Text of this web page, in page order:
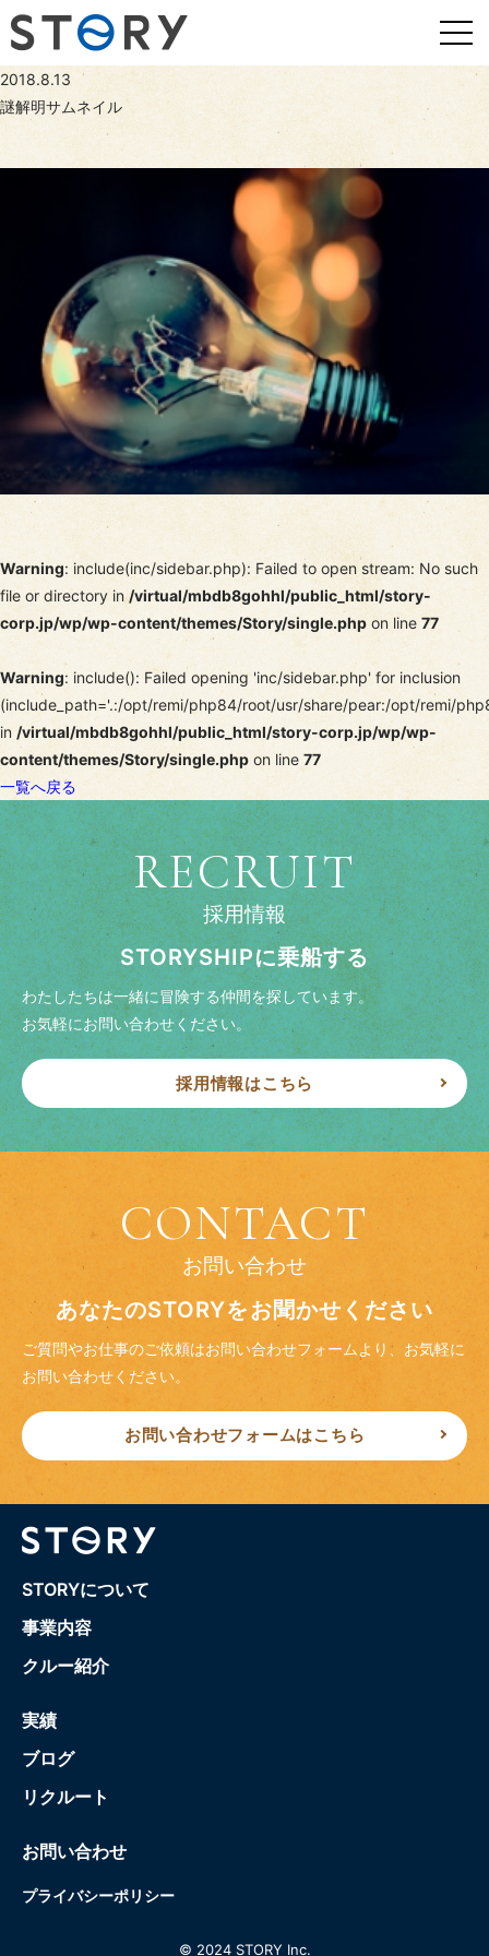
2018.8.13
謎解明サムネイル
Warning: include(inc/sidebar.php): Failed to open stream: No such
file or directory in/virtual/mbdb8gohhl/public_html/story-
corp.jp/wp/wp-content/themes/Story/single.php on line 77
Warning: include(): Failed opening 'inc/sidebar.php' for inclusion
(include_path='.:/opt/remi/php84/root/usr/share/pear:/opt/remi/
in /virtual/mbdb8gohhl/public_html/story-corp.jp/wp/wp-
content/themes/Story/single.php on line 77
一覧へ戻る
RECRUIT
採用情報
STORYSHIPに乗船する
わたしたちは一緒に冒険する仲間を探しています。
お気軽にお問い合わせください。
採用情報はこちら
CONTACT
お問い合わせ
あなたのSTORYをお聞かせください
ご質問やお仕事のご依頼はお問い合わせフォームより、 お気軽に
お問い合わせください。
お問い合わせフォームはこちら
STORYについて
事業内容
クルー紹介
実績
ブログ
リクルート
お問い合わせ
プライバシーポリシー
© 2024 STORY Inc.